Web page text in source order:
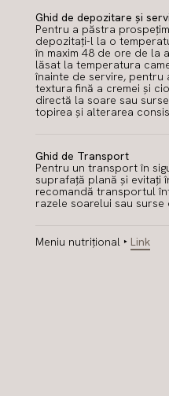
Ghid de depozitare și
Pentru a păstra
depozitați-l la o
în maxim 48 de ore de la
lăsat la temperatura
înainte de servire, pentru
textura fină a cremei și
directă la soare sau
topirea și alterarea
Ghid de Transport
Pentru un transport în
suprafață plană și evitați
recomandă transportul
razele soarelui sau surse
Meniu nutrițional ‣ Link